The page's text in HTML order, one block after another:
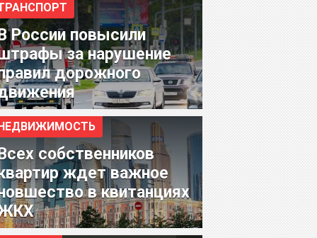
России повысили
за нарушение
дорожного
Всех собственников
ждет важное
в квитанциях